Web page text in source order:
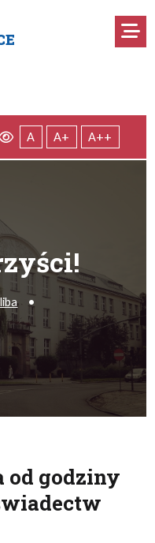
Wersja kontrastowa
Wersja domyślna
A A+ A++
•
na FB
od godziny